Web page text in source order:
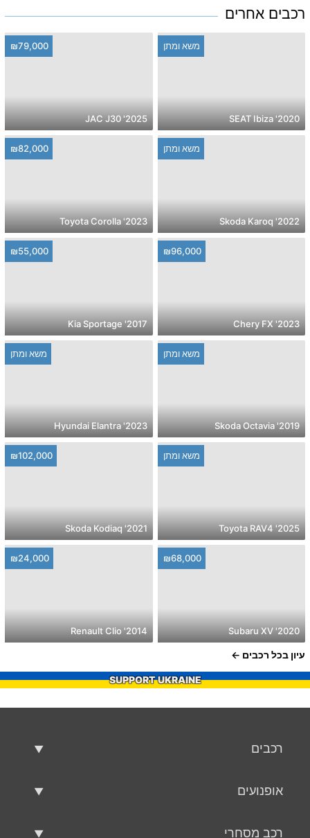
רכבים אחרים
משא ומתן
2020' SEAT Ibiza
₪79,000
2025' JAC J30
משא ומתן
2022' Skoda Karoq
₪82,000
2023' Toyota Corolla
₪96,000
2023' Chery FX
₪55,000
2017' Kia Sportage
משא ומתן
2019' Skoda Octavia
משא ומתן
2023' Hyundai Elantra
משא ומתן
2025' Toyota RAV4
₪102,000
2021' Skoda Kodiaq
₪68,000
2020' Subaru XV
₪24,000
2014' Renault Clio
עיון בכל רכבים
SUPPORT UKRAINE
רכבים
אופנועים
רכב מסחרי